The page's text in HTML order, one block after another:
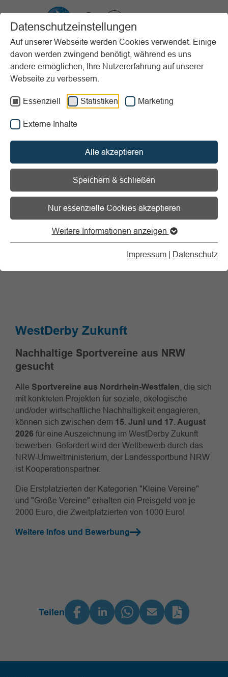
Datenschutzeinstellungen
Auf unserer Webseite werden Cookies verwendet. Einige
davon werden zwingend benötigt, während es uns
andere ermöglichen, Ihre Nutzererfahrung auf unserer
Webseite zu verbessern.
Essenziell Statistiken Marketing
Externe Inhalte
Alle akzeptieren
Speichern & schließen
Nur essenzielle Cookies akzeptieren
Weitere Informationen anzeigen
Impressum | Datenschutz
Startseite Unterstützung
Nachhaltigkeit im Sportverein
Best Practice Beispiele
Beachvolleyballfeld
Vorlesen
Informationen zum Readspeaker öffnen
Mitgliederzahl:Bis 500
In Kooperation mit
WestDerby Zukunft
Nachhaltige Sportvereine aus NRW
gesucht
Alle Sportvereine aus Nordrhein-Westfalen , die sich
mit konkreten Projekten für soziale, ökologische
und/oder wirtschaftliche Nachhaltigkeit engagieren,
können sich zwischen dem 15. Juni und 17. August
2026 für eine Auszeichnung im WestDerby Zukunft
bewerben. Gefördert wird der Wettbewerb durch das
NRW-Umweltministerium, der Landessportbund NRW
ist Kooperationspartner.
Die Erstplatzierten der Kategorien "Kleine Vereine"
und "Große Vereine" erhalten ein Preisgeld von je
2000 Euro, die Zweitplatzierten von 1000 Euro!
Weitere Infos und Bewerbung
Teilen